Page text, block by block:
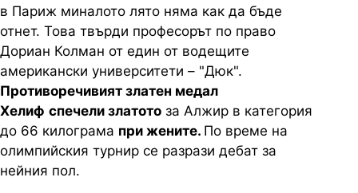
в Париж миналото лято няма как да бъде
отнет. Това твърди професорът по право
Дориан Колман от един от водещите
американски университети – "Дюк".
Противоречивият златен медал
Хелиф спечели златото за Алжир в категория
до 66 килограма при жените. По време на
олимпийския турнир се разрази дебат за
нейния пол.